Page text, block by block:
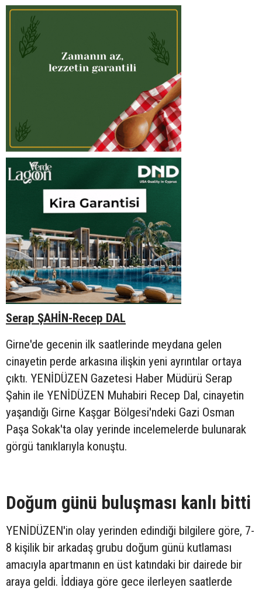
Serap ŞAHİN-Recep DAL
Girne'de gecenin ilk saatlerinde meydana gelen
cinayetin perde arkasına ilişkin yeni ayrıntılar ortaya
çıktı. YENİDÜZEN Gazetesi Haber Müdürü Serap
Şahin ile YENİDÜZEN Muhabiri Recep Dal, cinayetin
yaşandığı Girne Kaşgar Bölgesi'ndeki Gazi Osman
Paşa Sokak'ta olay yerinde incelemelerde bulunarak
görgü tanıklarıyla konuştu.
Doğum günü buluşması kanlı bitti
YENİDÜZEN'in olay yerinden edindiği bilgilere göre, 7-
8 kişilik bir arkadaş grubu doğum günü kutlaması
amacıyla apartmanın en üst katındaki bir dairede bir
araya geldi. İddiaya göre gece ilerleyen saatlerde